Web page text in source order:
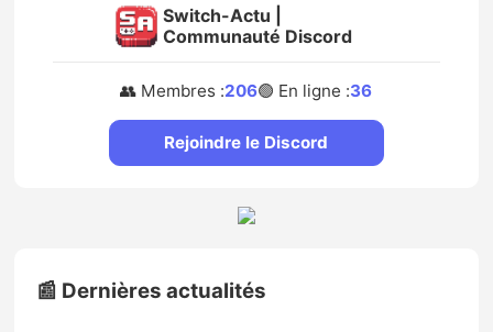
Switch-Actu |
Communauté Discord
👥 Membres :206🟢 En ligne :36
Rejoindre le Discord
📰 Dernières actualités